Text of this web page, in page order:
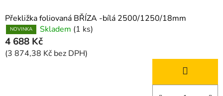
Překližka foliovaná BŘÍZA -bílá 2500/1250/18mm
NOVINKA Skladem (1 ks)
4 688 Kč
(3 874,38 Kč bez DPH)